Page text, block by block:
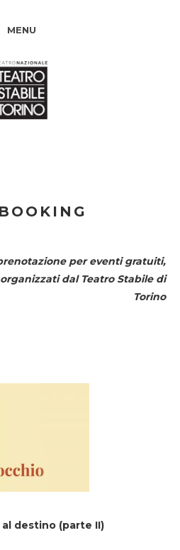
MENU
per eventi gratuiti,
dal Teatro Stabile di
Torino
destino (parte II)